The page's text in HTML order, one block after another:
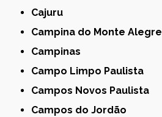
Cajuru
Campina do Monte Alegre
Campinas
Campo Limpo Paulista
Campos Novos Paulista
Campos do Jordão